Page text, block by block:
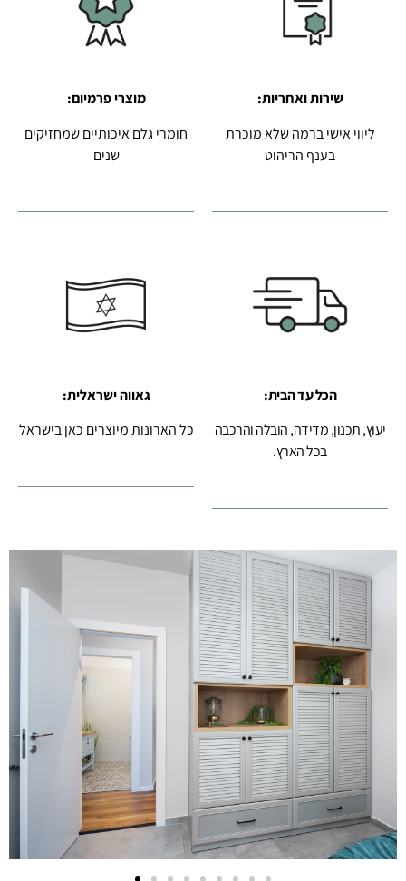
שירות ואחריות:
ליווי אישי ברמה שלא מוכרת
בענף הריהוט
מוצרי פרמיום:
חומרי גלם איכותיים שמחזיקים
שנים
הכל עד הבית:
יעוץ, תכנון, מדידה, הובלה והרכבה
בכל הארץ.
גאווה ישראלית:
כל הארונות מיוצרים כאן בישראל